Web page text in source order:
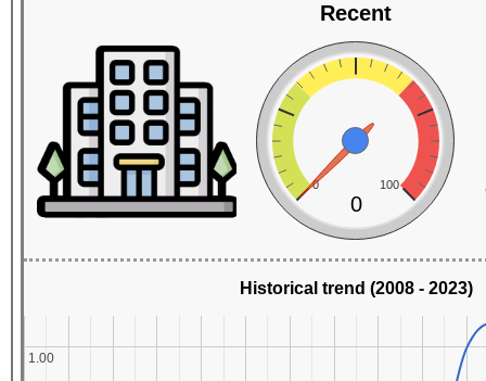
Recent
0 100
0
Historical trend (2008 - 2023)
1.00
1.00